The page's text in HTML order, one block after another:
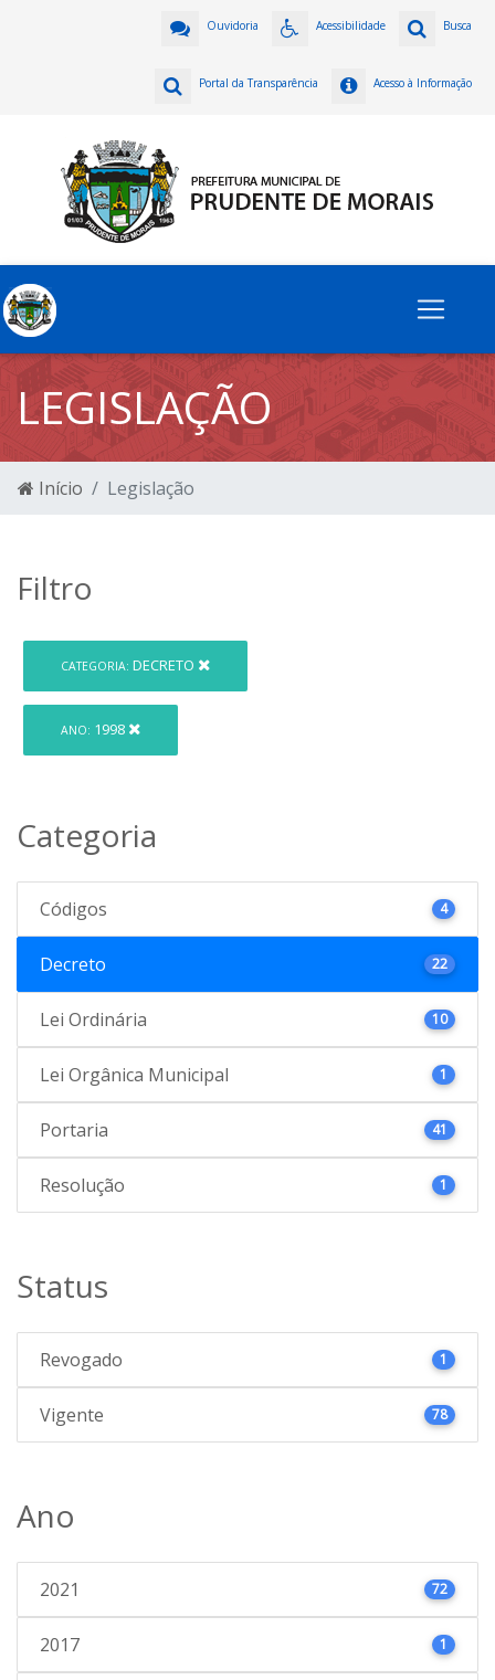
Busca
Acessibilidade
Ouvidoria
Acesso à Informação
Portal da Transparência
LEGISLAÇÃO
Início Legislação
Filtro
CATEGORIA: DECRETO
ANO: 1998
Categoria
Códigos 4
Decreto 22
Lei Ordinária 10
Lei Orgânica Municipal 1
Portaria 41
Resolução 1
Status
Revogado 1
Vigente 78
Ano
2021 72
2017 1